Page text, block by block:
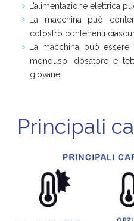
L’alimentazione elettrica
La macchina può
colostro contenenti
La macchina può
monouso, dosatore e
giovane.
Principali